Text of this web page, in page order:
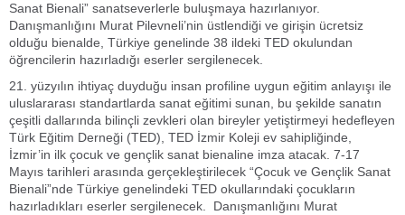
Sanat Bienali” sanatseverlerle buluşmaya hazırlanıyor.
Danışmanlığını Murat Pilevneli’nin üstlendiği ve girişin ücretsiz
olduğu bienalde, Türkiye genelinde 38 ildeki TED okulundan
öğrencilerin hazırladığı eserler sergilenecek.
21. yüzyılın ihtiyaç duyduğu insan profiline uygun eğitim anlayışı ile
uluslararası standartlarda sanat eğitimi sunan, bu şekilde sanatın
çeşitli dallarında bilinçli zevkleri olan bireyler yetiştirmeyi hedefleyen
Türk Eğitim Derneği (TED), TED İzmir Koleji ev sahipliğinde,
İzmir’in ilk çocuk ve gençlik sanat bienaline imza atacak. 7-17
Mayıs tarihleri arasında gerçekleştirilecek “Çocuk ve Gençlik Sanat
Bienali”nde Türkiye genelindeki TED okullarındaki çocukların
hazırladıkları eserler sergilenecek. Danışmanlığını Murat